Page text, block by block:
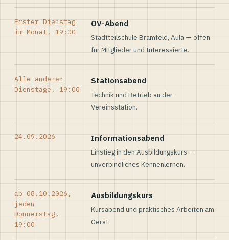
Erster Dienstag
im Monat, 19:00
OV-Abend
Stadtteilschule Bramfeld, Aula — offen
für Mitglieder und Interessierte.
Alle anderen
Dienstage, 19:00
Stationsabend
Technik und Betrieb an der
Vereinsstation.
24.09.2026 Informationsabend
Einstieg in den Ausbildungskurs —
unverbindliches Kennenlernen.
ab 08.10.2026,
jeden
Donnerstag,
19:00
Ausbildungskurs
Kursabend und praktisches Arbeiten am
Gerät.